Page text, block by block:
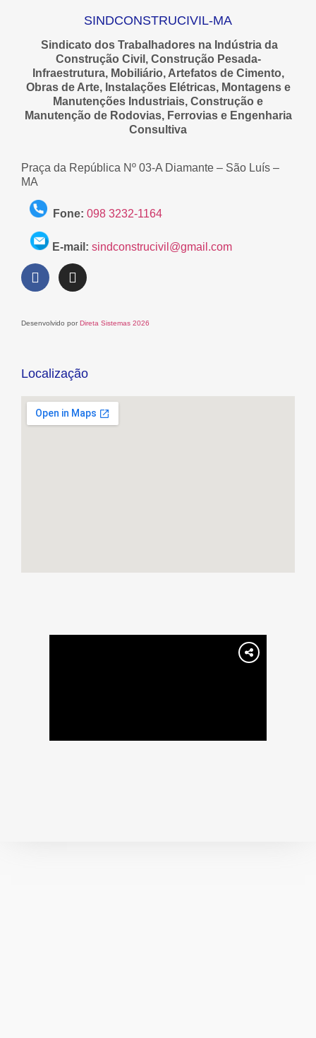
SINDCONSTRUCIVIL-MA
Sindicato dos Trabalhadores na Indústria da
Construção Civil, Construção Pesada-
Infraestrutura, Mobiliário, Artefatos de Cimento,
Obras de Arte, Instalações Elétricas, Montagens e
Manutenções Industriais, Construção e
Manutenção de Rodovias, Ferrovias e Engenharia
Consultiva
Praça da República Nº 03-A Diamante – São Luís –
MA
Fone: 098 3232-1164
E-mail: sindconstrucivil@gmail.com
Desenvolvido por Direta Sistemas 2026
Localização